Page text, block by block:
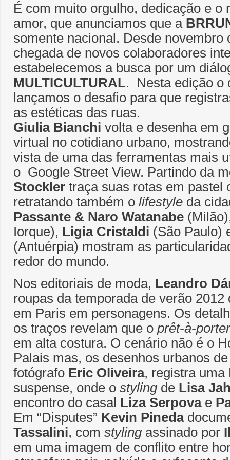
É com muito orgulho, dedicação e o
amor, que anunciamos que a
somente nacional. Desde novembro
chegada de novos colaboradores
estabelecemos a busca por um
MULTICULTURAL. Nesta edição o
lançamos o desafio para que
as estéticas das ruas.
Giulia Bianchi volta e desenha em
virtual no cotidiano urbano,
vista de uma das ferramentas mais
o Google Street View. Partindo da
Stockler traça suas rotas em pastel
retratando também o lifestyle da
Passante & Naro Watanabe
Iorque), Ligia Cristaldi (São
(Antuérpia) mostram as
redor do mundo.
Nos editoriais de moda, Leandro
roupas da temporada de verão
em Paris em personagens. Os
os traços revelam que o prêt-à-porter
em alta costura. O cenário não é o
Palais mas, os desenhos urbanos
fotógrafo Eric Oliveira, registra uma
suspense, onde o styling de Lisa
encontro do casal Liza Serpovae
Em “Disputes” Kevin Pineda
Tassalini, com styling assinado por
em uma imagem de conflito entre